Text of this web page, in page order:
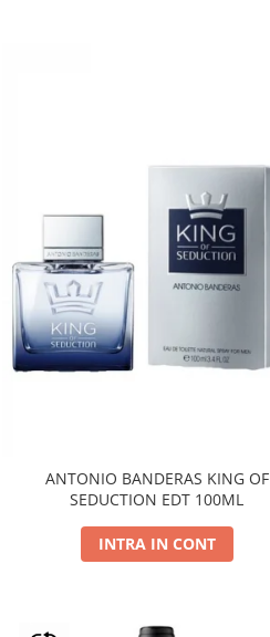
ANTONIO BANDERAS KING OF
SEDUCTION EDT 100ML
INTRA IN CONT